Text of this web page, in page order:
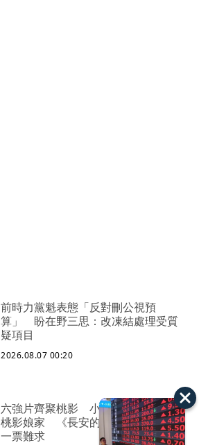
前時力黨魁表態「反對刪公視預
算」 盼在野三思：改凍結處理受質
疑項目
2026.08.07 00:20
六強片齊聚桃影 小薰《祖先鬼》回
桃影娘家 《長安的荔枝》桃影加映
一票難求